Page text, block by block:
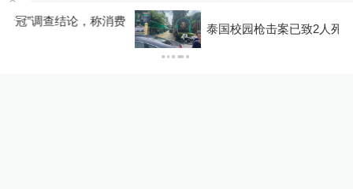
消费
泰国校园枪击案已致2人死亡、约20人受伤